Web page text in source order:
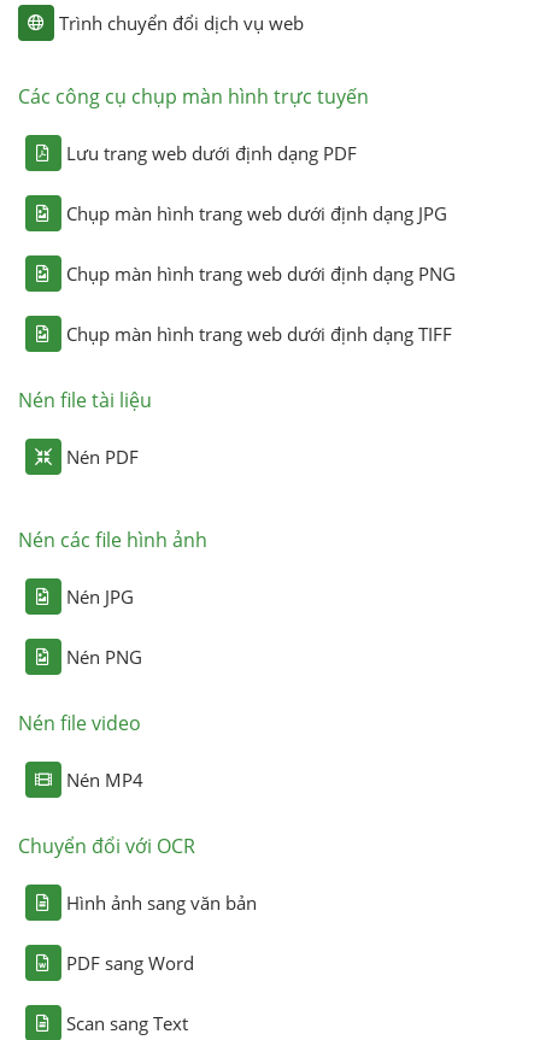
Trình chuyển đổi dịch vụ web
Các công cụ chụp màn hình trực tuyến
Lưu trang web dưới định dạng PDF
Chụp màn hình trang web dưới định dạng JPG
Chụp màn hình trang web dưới định dạng PNG
Chụp màn hình trang web dưới định dạng TIFF
Nén file tài liệu
Nén PDF
Nén các file hình ảnh
Nén JPG
Nén PNG
Nén file video
Nén MP4
Chuyển đổi với OCR
Hình ảnh sang văn bản
PDF sang Word
Scan sang Text